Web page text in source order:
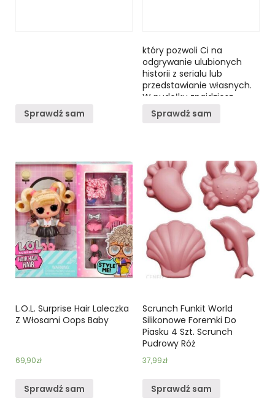
Sprawdź sam
który pozwoli Ci na
odgrywanie ulubionych
historii z serialu lub
przedstawianie własnych.
W pudełku znajdziesz
odważnego psa Rubble
oraz żółty buldożer z
Sprawdź sam
L.O.L. Surprise Hair Laleczka
Z Włosami Oops Baby
69,90zł
Sprawdź sam
Scrunch Funkit World
Silikonowe Foremki Do
Piasku 4 Szt. Scrunch
Pudrowy Róż
37,99zł
Sprawdź sam